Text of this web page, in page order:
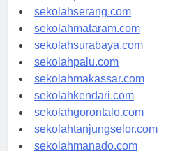
sekolahpekanbaru.com
sekolahserang.com
sekolahmataram.com
sekolahsurabaya.com
sekolahpalu.com
sekolahmakassar.com
sekolahkendari.com
sekolahgorontalo.com
sekolahtanjungselor.com